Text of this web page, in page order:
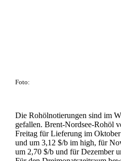
Foto:
Die Rohölnotierungen sind im
gefallen. Brent-Nordsee-Rohöl
Freitag für Lieferung im
und um 3,12 $/b im high, für
um 2,70 $/b und für Dezember